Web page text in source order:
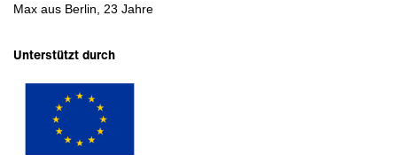
Max aus Berlin, 23 Jahre
Unterstützt durch